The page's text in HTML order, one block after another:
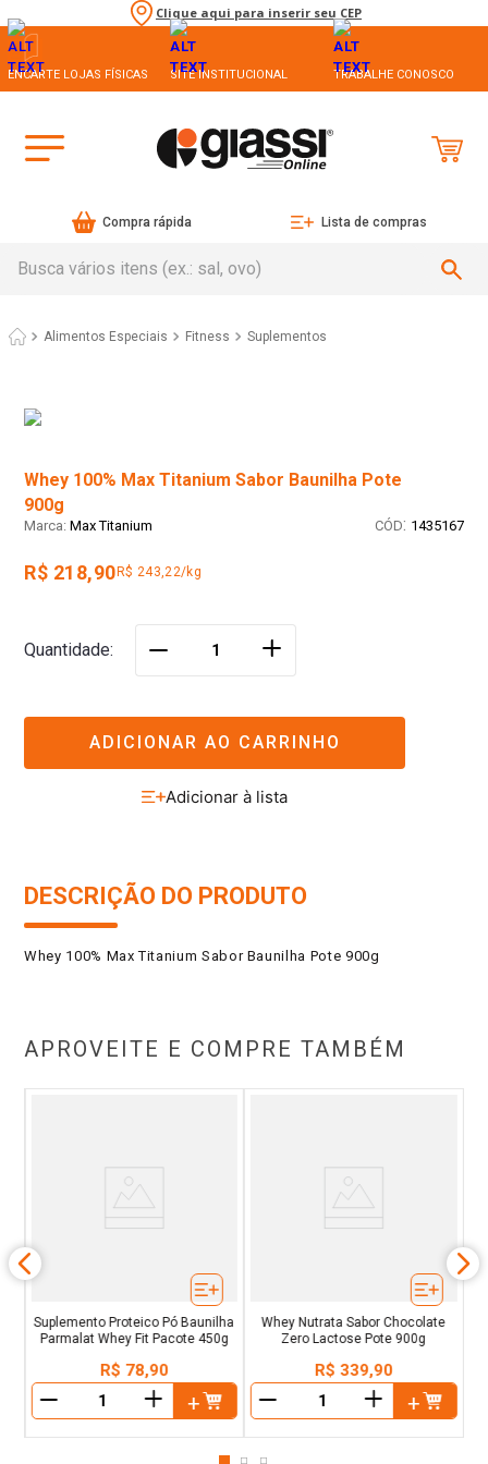
Clique aqui para inserir seu CEP
ENCARTE LOJAS FÍSICAS SITE INSTITUCIONAL TRABALHE CONOSCO
Compra rápida Lista de compras
Alimentos Especiais Fitness Suplementos
Whey 100% Max Titanium Sabor Baunilha Pote
900g
Max Titanium : 1435167
R$ 218,90 R$ 243,22/kg
Quantidade ＋
ADICIONAR AO CARRINHO
DESCRIÇÃO DO PRODUTO
Whey 100% Max Titanium Sabor Baunilha Pote 900g
APROVEITE E COMPRE TAMBÉM
Suplemento Proteico Pó Baunilha
Parmalat Whey Fit Pacote 450g
R$ 78,90
＋
Whey Nutrata Sabor Chocolate
Zero Lactose Pote 900g
R$ 339,90
＋